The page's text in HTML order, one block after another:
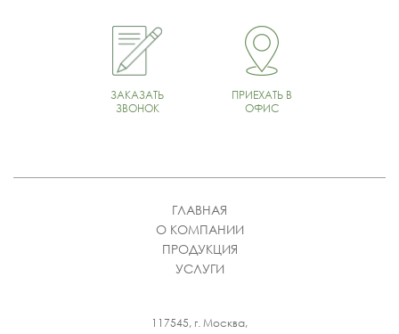
ЗАКАЗАТЬ
ЗВОНОК
ПРИЕХАТЬ В
ОФИС
ГЛАВНАЯ
О КОМПАНИИ
ПРОДУКЦИЯ
УСЛУГИ
117545, г. Москва,